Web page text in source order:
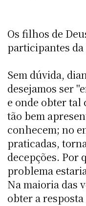
Os filhos de
participantes
Sem dúvida,
desejamos ser
e onde obter tal
tão bem
conhecem; no
praticadas,
decepções. Por
problema
Na maioria das
obter a